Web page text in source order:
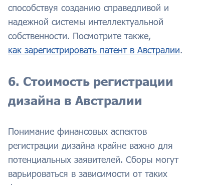
способствуя созданию справедливой и
надежной системы интеллектуальной
собственности. Посмотрите также,
как зарегистрировать патент в Австралии.
6. Стоимость регистрации
дизайна в Австралии
Понимание финансовых аспектов
регистрации дизайна крайне важно для
потенциальных заявителей. Сборы могут
варьироваться в зависимости от таких